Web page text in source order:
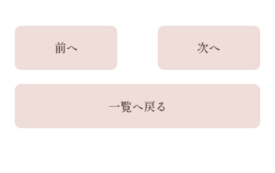
前へ
一覧へ戻る
次へ